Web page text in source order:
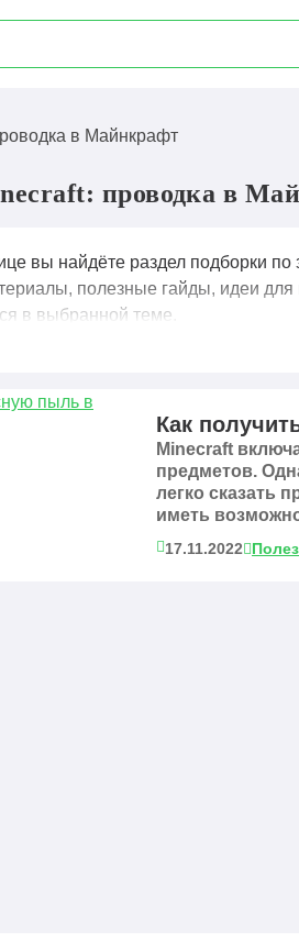
в Майнкрафт
проводка в
вы найдёте раздел подборки по
полезные гайды, идеи
в выбранной теме.
Как
Minecraft
предметов.
легко сказать
иметь
17.11.2022